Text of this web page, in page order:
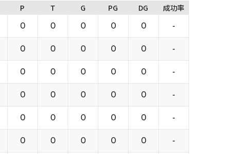
P T G PG DG 成功率
0 0 0 0 0 -
0 0 0 0 0 -
0 0 0 0 0 -
0 0 0 0 0 -
0 0 0 0 0 -
0 0 0 0 0 -